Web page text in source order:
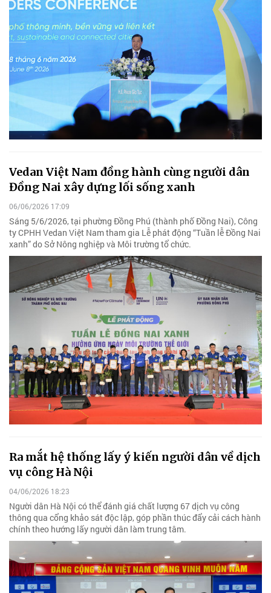
Vedan Việt Nam đồng hành cùng người dân
Đồng Nai xây dựng lối sống xanh
06/06/2026 17:09
Sáng 5/6/2026, tại phường Đồng Phú (thành phố Đồng Nai), Công
ty CPHH Vedan Việt Nam tham gia Lễ phát động “Tuần lễ Đồng Nai
xanh” do Sở Nông nghiệp và Môi trường tổ chức.
Ra mắt hệ thống lấy ý kiến người dân về dịch
vụ công Hà Nội
04/06/2026 18:23
Người dân Hà Nội có thể đánh giá chất lượng 67 dịch vụ công
thông qua cổng khảo sát độc lập, góp phần thúc đẩy cải cách hành
chính theo hướng lấy người dân làm trung tâm.